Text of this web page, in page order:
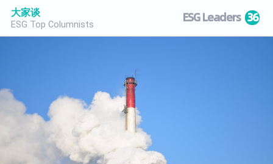
大家谈
ESG Top Columnists ESG Leaders 36